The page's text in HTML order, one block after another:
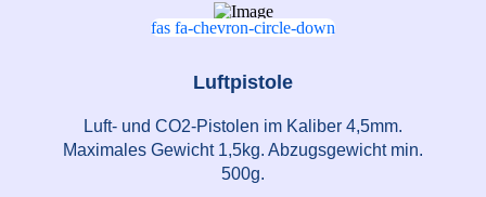
fas fa-chevron-circle-down
Luftpistole
Luft- und CO2-Pistolen im Kaliber 4,5mm.
Maximales Gewicht 1,5kg. Abzugsgewicht min.
500g.